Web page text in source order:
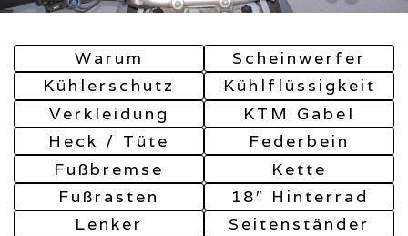
Warum
Scheinwerfer
Kühlerschutz
Kühlflüssigkeit
Verkleidung
KTM Gabel
Heck / Tüte
Federbein
Fußbremse
Kette
Fußrasten
18″ Hinterrad
Lenker
Seitenständer